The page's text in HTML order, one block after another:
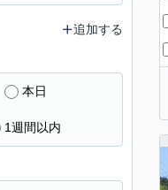
追加する
本日
1週間以内